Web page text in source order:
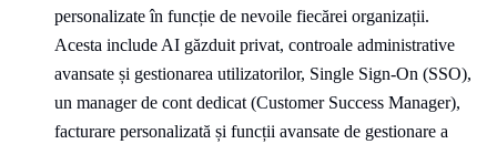
personalizate în funcție de nevoile fiecărei organizații.
Acesta include AI găzduit privat, controale administrative
avansate și gestionarea utilizatorilor, Single Sign-On (SSO),
un manager de cont dedicat (Customer Success Manager),
facturare personalizată și funcții avansate de gestionare a